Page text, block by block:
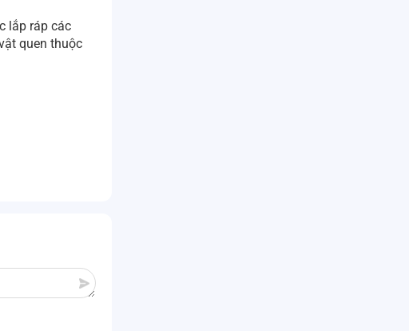
lắp ráp các
quen thuộc